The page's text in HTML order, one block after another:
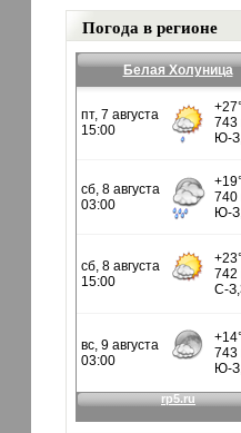
Погода в регионе
Белая Холуница